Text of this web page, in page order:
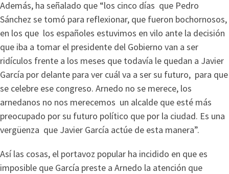
Además, ha señalado que “los cinco días que Pedro
Sánchez se tomó para reflexionar, que fueron bochornosos,
en los que los españoles estuvimos en vilo ante la decisión
que iba a tomar el presidente del Gobierno van a ser
ridículos frente a los meses que todavía le quedan a Javier
García por delante para ver cuál va a ser su futuro, para que
se celebre ese congreso. Arnedo no se merece, los
arnedanos no nos merecemos un alcalde que esté más
preocupado por su futuro político que por la ciudad. Es una
vergüenza que Javier García actúe de esta manera”.
Así las cosas, el portavoz popular ha incidido en que es
imposible que García preste a Arnedo la atención que